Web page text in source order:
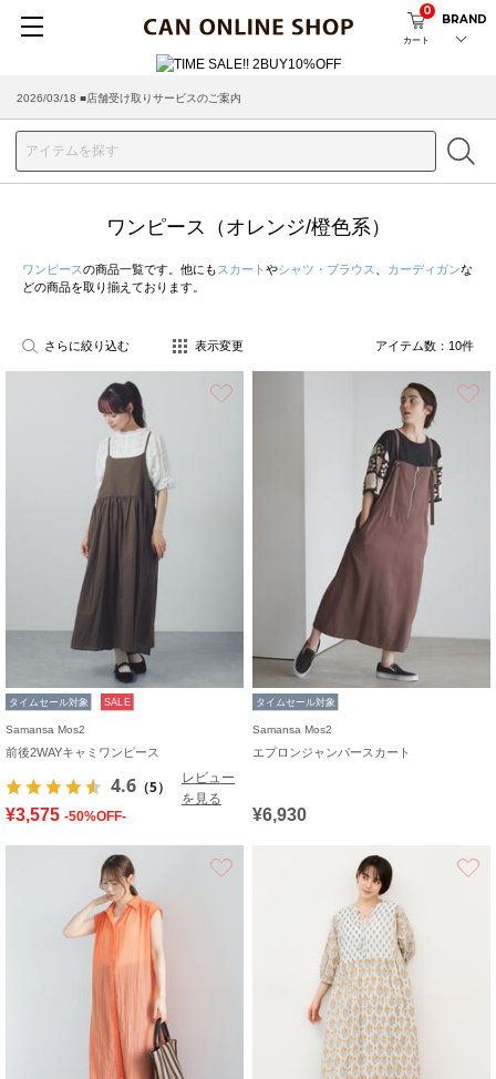
カート
0
BRAND
2026/03/18 ■店舗受け取りサービスのご案内
ワンピース（オレンジ/橙色系）
ワンピースの商品一覧です。他にも スカート やシャツ・ブラウス カーディガンな
どの商品を取り揃えております。
さらに絞り込む 表示変更 アイテム数： 10件
タイムセール対象 SALE
Samansa Mos2
前後2WAYキャミワンピース
4.6 （5）
レビュー
を見る
¥3,575 -50%OFF-
タイムセール対象
Samansa Mos2
エプロンジャンパースカート
¥6,930